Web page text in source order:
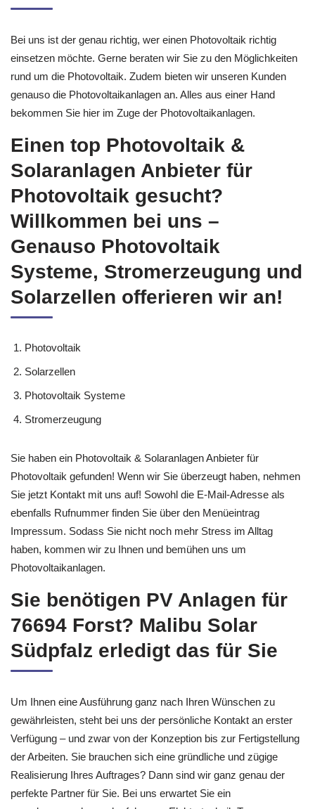
Bei uns ist der genau richtig, wer einen Photovoltaik richtig
einsetzen möchte. Gerne beraten wir Sie zu den Möglichkeiten
rund um die Photovoltaik. Zudem bieten wir unseren Kunden
genauso die Photovoltaikanlagen an. Alles aus einer Hand
bekommen Sie hier im Zuge der Photovoltaikanlagen.
Einen top Photovoltaik &
Solaranlagen Anbieter für
Photovoltaik gesucht?
Willkommen bei uns –
Genauso Photovoltaik
Systeme, Stromerzeugung und
Solarzellen offerieren wir an!
Photovoltaik
Solarzellen
Photovoltaik Systeme
Stromerzeugung
Sie haben ein Photovoltaik & Solaranlagen Anbieter für
Photovoltaik gefunden! Wenn wir Sie überzeugt haben, nehmen
Sie jetzt Kontakt mit uns auf! Sowohl die E-Mail-Adresse als
ebenfalls Rufnummer finden Sie über den Menüeintrag
Impressum. Sodass Sie nicht noch mehr Stress im Alltag
haben, kommen wir zu Ihnen und bemühen uns um
Photovoltaikanlagen.
Sie benötigen PV Anlagen für
76694 Forst? Malibu Solar
Südpfalz erledigt das für Sie
Um Ihnen eine Ausführung ganz nach Ihren Wünschen zu
gewährleisten, steht bei uns der persönliche Kontakt an erster
Verfügung – und zwar von der Konzeption bis zur Fertigstellung
der Arbeiten. Sie brauchen sich eine gründliche und zügige
Realisierung Ihres Auftrages? Dann sind wir ganz genau der
perfekte Partner für Sie. Bei uns erwartet Sie ein